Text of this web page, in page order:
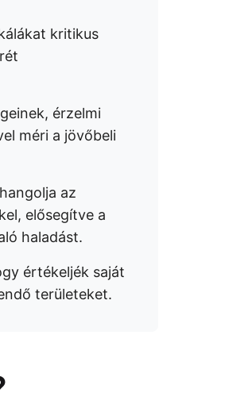
kritikus
érzelmi
méri a jövőbeli
az
elősegítve a
haladást.
értékeljék saját
területeket.